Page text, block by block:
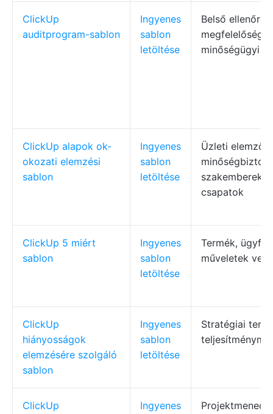
ClickUp
auditprogram-sablon
Ingyenes
sablon
letöltése
Belső
megfelelőségi
minőségügyi
ClickUp alapok ok-
okozati elemzési
sablon
Ingyenes
sablon
letöltése
Üzleti elemzők,
szakemberek,
csapatok
ClickUp 5 miért
sablon
Ingyenes
sablon
letöltése
Termék,
műveletek
ClickUp
hiányosságok
elemzésére szolgáló
sablon
Ingyenes
sablon
letöltése
Stratégiai
ClickUp
Ingyenes